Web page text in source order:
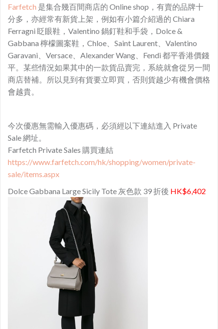
Farfetch 是集合幾百間商店的 Online shop，有賣的品牌十
分多，亦經常有新貨上架，例如有小篇介紹過的 Chiara
Ferragni 眨眼鞋，Valentino 鍋釘鞋和手袋，Dolce &
Gabbana 檸檬圖案鞋，Chloe、Saint Laurent、Valentino
Garavani、Versace、Alexander Wang、Fendi 都平香港價錢
平。某些情況如果其中的一款貨品賣完，系統就會從另一間
商店替補。所以見到有貨要立即買，否則貨越少有機會價格
會越貴。
今次優惠無需輸入優惠碼，必須經以下連結進入 Private
Sale 網址。
Farfetch Private Sales 購買連結
https://www.farfetch.com/hk/shopping/women/private-
sale/items.aspx
Dolce Gabbana Large Sicily Tote 灰色款 39 折後 HK$6,402